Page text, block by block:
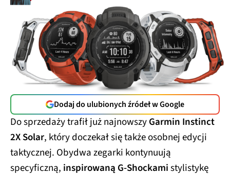
Dodaj do ulubionych źródeł w Google
Do sprzedaży trafił już najnowszyGarmin Instinct
2X Solar, który doczekał się także osobnej edycji
taktycznej. Obydwa zegarki kontynuują
specyficzną, inspirowaną G-Shockamistylistykę